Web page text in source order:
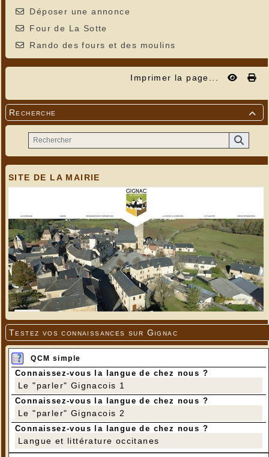
Déposer une annonce
Four de La Sotte
Rando des fours et des moulins
Imprimer la page...

Recherche
SITE DE LA MAIRIE
Testez vos connaissances sur Gignac
QCM simple
Connaissez-vous la langue de chez nous ?
Le "parler" Gignacois 1
Connaissez-vous la langue de chez nous ?
Le "parler" Gignacois 2
Connaissez-vous la langue de chez nous ?
Langue et littérature occitanes